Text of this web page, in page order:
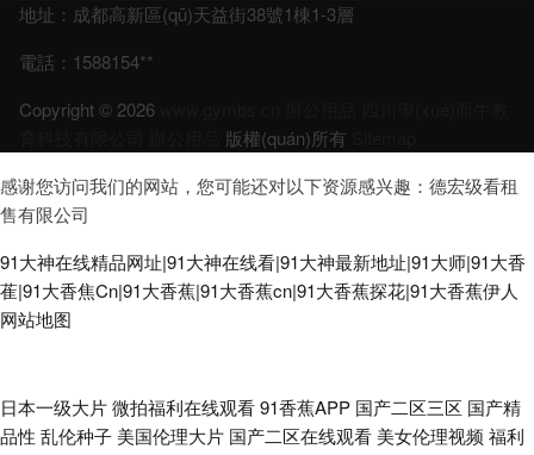
地址：成都高新區(qū)天益街38號1棟1-3層
電話：1588154**
Copyright © 2026
版權(quán)所有
感谢您访问我们的网站，您可能还对以下资源感兴趣：德宏级看租
售有限公司
91大神在线精品网址|91大神在线看|91大神最新地址|91大师|91大香
萑|91大香焦Cn|91大香蕉|91大香蕉cn|91大香蕉探花|91大香蕉伊人
网站地图
日本一级大片微拍福利在线观看91香蕉APP 国产二区三区 国产精
品性 乱伦种子 美国伦理大片 国产二区在线观看 美女伦理视频 福利